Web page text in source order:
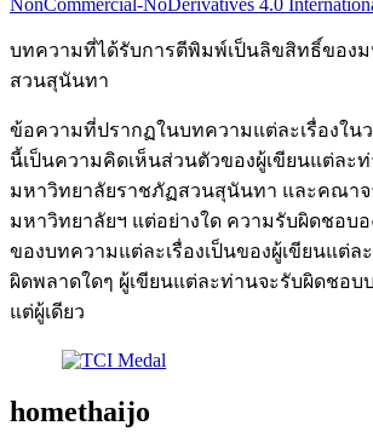
NonCommercial-NoDerivatives 4.0
บทความที่ได้รับการตีพิมพ์เป็นลิขสิทธิ์ของ
สวนสุนันทา
ข้อความที่ปรากฏในบทความแต่ละเรื่องในว
นี้เป็นความคิดเห็นส่วนตัวของผู้เขียนแต่ละ
มหาวิทยาลัยราชภัฏสวนสุนันทา และคณาจ
มหาวิทยาลัยฯ แต่อย่างใด ความรับผิดชอบ
ของบทความแต่ละเรื่องเป็นของผู้เขียนแต่
ผิดพลาดใดๆ ผู้เขียนแต่ละท่านจะรับผิดชอบ
แต่ผู้เดียว
homethaijo